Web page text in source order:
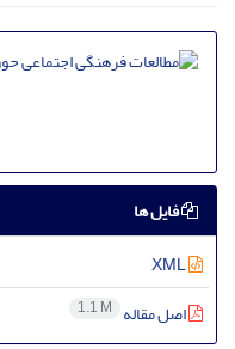
فایل ها
اصل مقاله 1.1 M